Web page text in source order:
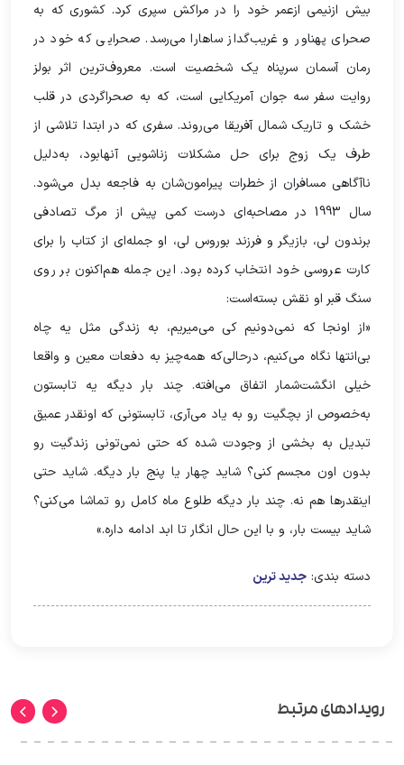
بیش ازنیمی ازعمر خود را در مراکش سپری کرد. کشوری که به
صحرای پهناور و غریب‌گداز ساهارا می‌رسد. صحرایی که خود در
رمان آسمان سر‌پناه یک شخصیت است. معروف‌ترین اثر بولز
روایت سفر سه جوان آمریکایی است، که به صحراگردی در قلب
خشک و تاریک شمال آفریقا می‌روند. سفری که در ابتدا تلاشی از
طرف یک زوج برای حل مشکلات زناشویی آنهابود، به‌دلیل
ناآگاهی مسافران از خطرات پیرامون‌شان به فاجعه بدل می‌شود.
سال 1993 در مصاحبه‌ای درست کمی پیش از مرگ تصادفی
برندون لی، بازیگر و فرزند بوروس لی، او جمله‌ای از کتاب را برای
کارت عروسی خود انتخاب کرده‌ بود. این جمله هم‌اکنون بر روی
سنگ قبر او نقش بسته‌است:
«از اونجا که نمی‌دونیم کی می‌میریم، به زندگی مثل یه چاه
بی‌انتها نگاه می‌کنیم، درحالی‌که همه‌چیز به دفعات معین و واقعا
خیلی انگشت‌شمار اتفاق می‌افته. چند بار دیگه یه تابستون
به‌خصوص از بچگیت رو به یاد می‌آری، تابستونی که اونقدر عمیق
تبدیل به بخشی از وجودت شده که حتی نمی‌تونی زندگیت رو
بدون اون مجسم کنی؟ شاید چهار یا پنج بار دیگه. شاید حتی
اینقدرها هم نه. چند بار دیگه طلوع ماه کامل رو تماشا می‌کنی؟
شاید بیست بار، و با این حال انگار تا ابد ادامه داره.»
دسته بندی:جدید ترین
رویدادهای مرتبط